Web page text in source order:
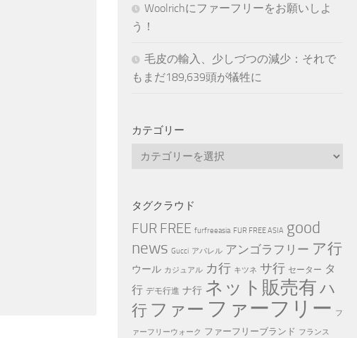
Woolrichにファーフリーをお願いしよ
う！
毛皮の輸入、少しづつの減少：それで
もまだ189,639頭が犠牲に
カテゴリー
カ
リ
ー
タグクラウド
FUR FREE furfreeasia FUR FREE ASIA good
news Gucci アパレル アンゴラフリー ア行
ウール カジュアル カ行 キツネ サ行 セーター タ
行 デモ行進 ナ行 ネット販売有ハ
行 ファー ファーフリー フ
ァーフリーウォーク ファーフリーブランド フランス